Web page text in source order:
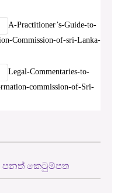
A-Practitioner’s-Guide-to-
Commission-of-sri-Lanka-
Legal-Commentaries-to-
commission-of-Sri-
පනත් කෙටුම්පත